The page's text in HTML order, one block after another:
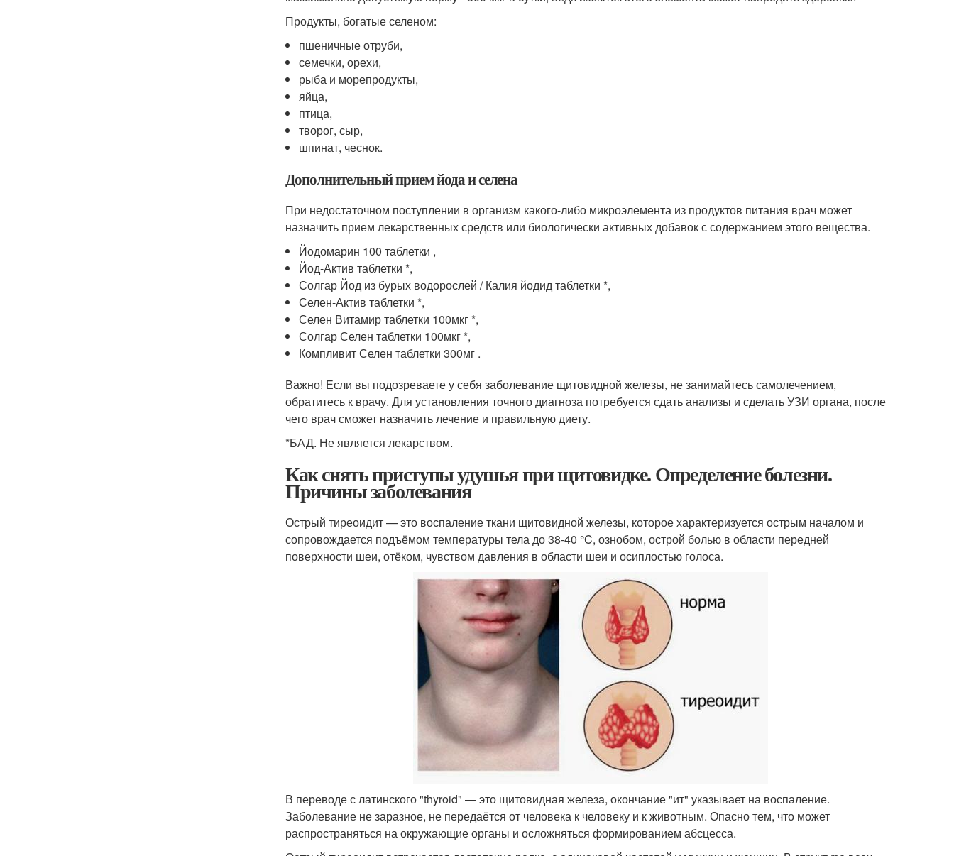
Продукты, богатые селеном:
пшеничные отруби,
семечки, орехи,
рыба и морепродукты,
яйца,
птица,
творог, сыр,
шпинат, чеснок.
Дополнительный прием йода и селена
При недостаточном поступлении в организм какого-либо микроэлемента из продуктов питания врач может
назначить прием лекарственных средств или биологически активных добавок с содержанием этого вещества.
Йодомарин 100 таблетки ,
Йод-Актив таблетки *,
Солгар Йод из бурых водорослей / Калия йодид таблетки *,
Селен-Актив таблетки *,
Селен Витамир таблетки 100мкг *,
Солгар Селен таблетки 100мкг *,
Компливит Селен таблетки 300мг .
Важно! Если вы подозреваете у себя заболевание щитовидной железы, не занимайтесь самолечением,
обратитесь к врачу. Для установления точного диагноза потребуется сдать анализы и сделать УЗИ органа, после
чего врач сможет назначить лечение и правильную диету.
*БАД. Не является лекарством.
Как снять приступы удушья при щитовидке. Определение болезни.
Причины заболевания
Острый тиреоидит — это воспаление ткани щитовидной железы, которое характеризуется острым началом и
сопровождается подъёмом температуры тела до 38-40 °C, ознобом, острой болью в области передней
поверхности шеи, отёком, чувством давления в области шеи и осиплостью голоса.
В переводе с латинского "thyroid" — это щитовидная железа, окончание "ит" указывает на воспаление.
Заболевание не заразное, не передаётся от человека к человеку и к животным. Опасно тем, что может
распространяться на окружающие органы и осложняться формированием абсцесса.